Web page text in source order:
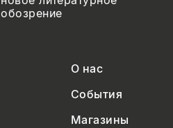
обозрение
О нас
События
Магазины